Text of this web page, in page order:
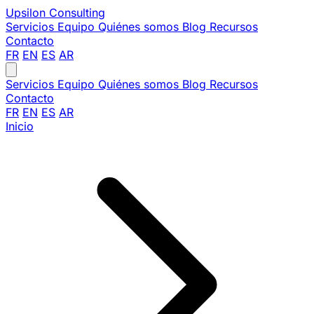
Upsilon Consulting
Servicios Equipo Quiénes somos Blog Recursos
Contacto
FR EN ES AR
Servicios Equipo Quiénes somos Blog Recursos
Contacto
FR EN ES AR
Inicio